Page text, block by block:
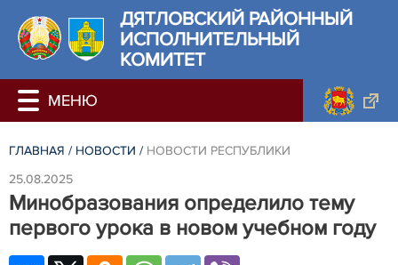
ДЯТЛОВСКИЙ РАЙОННЫЙ
ИСПОЛНИТЕЛЬНЫЙ
КОМИТЕТ
ГЛАВНАЯ / НОВОСТИ / НОВОСТИ РЕСПУБЛИКИ
25.08.2025
Минобразования определило тему
первого урока в новом учебном году